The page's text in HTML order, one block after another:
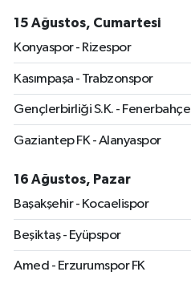
15 Ağustos, Cumartesi
Konyaspor - Rizespor
Kasımpaşa - Trabzonspor
Gençlerbirliği S.K. - Fenerbahçe
Gaziantep FK - Alanyaspor
16 Ağustos, Pazar
Başakşehir - Kocaelispor
Beşiktaş - Eyüpspor
Amed - Erzurumspor FK